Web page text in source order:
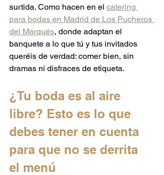
surtida. Como hacen en el catering
para bodas en Madrid de Los Pucheros
del Marqués, donde adaptan el
banquete a lo que tú y tus invitados
queréis de verdad: comer bien, sin
dramas ni disfraces de etiqueta.
¿Tu boda es al aire
libre? Esto es lo que
debes tener en cuenta
para que no se derrita
el menú